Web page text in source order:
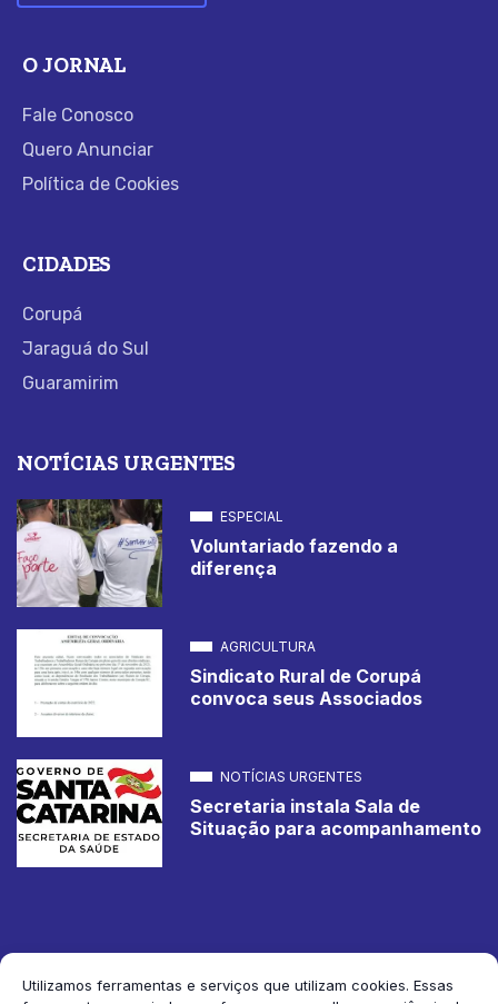
Utilizamos ferramentas e serviços que utilizam cookies. Essas
O JORNAL
Fale Conosco
Quero Anunciar
Política de Cookies
CIDADES
Corupá
Jaraguá do Sul
Guaramirim
NOTÍCIAS URGENTES
ESPECIAL
Voluntariado fazendo a
diferença
AGRICULTURA
Sindicato Rural de Corupá
convoca seus Associados
NOTÍCIAS URGENTES
Secretaria instala Sala de
Situação para acompanhamento